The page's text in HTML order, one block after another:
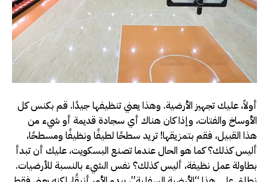
أولاً، عليك تجهيز الأرضية. وهذا يعني تنظيفها جيدًا. قم بكنس كل
الأوساخ والفتات، وإذا كان هناك أي سجادة قديمة أو شيء من
هذا القبيل، فقم بتمزيقها! تريد سطحًا لطيفًا ونظيفًا ومسطحًا،
أليس كذلك؟ كما هو الحال عندما تصنع البسكويت، عليك أن تبدأ
بطاولة عمل نظيفة، أليس كذلك؟ نفس الشيء بالنسبة للأرضيات.